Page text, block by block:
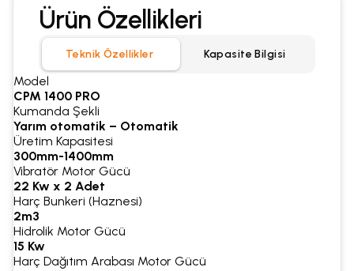
Ürün Özellikleri
Teknik Özellikler Kapasite Bilgisi
Model
CPM 1400 PRO
Kumanda Şekli
Yarım otomatik – Otomatik
Üretim Kapasitesi
300mm-1400mm
Vibratör Motor Gücü
22 Kw x 2 Adet
Harç Bunkeri (Haznesi)
2m3
Hidrolik Motor Gücü
15 Kw
Harç Dağıtım Arabası Motor Gücü